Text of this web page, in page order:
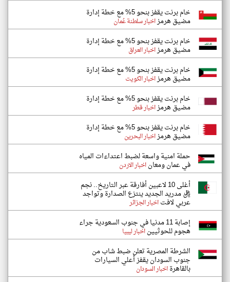
خام برنت يقفز بنحو 5% مع خطة إدارة
مضيق هرمزاخبار سلطنة عُمان
خام برنت يقفز بنحو 5% مع خطة إدارة
مضيق هرمزاخبار العراق
خام برنت يقفز بنحو 5% مع خطة إدارة
مضيق هرمزاخبار الكويت
خام برنت يقفز بنحو 5% مع خطة إدارة
مضيق هرمزاخبار قطر
خام برنت يقفز بنحو 5% مع خطة إدارة
مضيق هرمزاخبار البحرين
حملة امنية واسعة لضبط اعتداءات المياه
في عمان ومعاناخبار الاردن
أغلى 10 لاعبين أفارقة عبر التاريخ.. نجم
ريال مدريد الجديد ينتزع الصدارة وتواجد
عربي لافتاخبار الجزائر
إصابة 11 مدنيا في جنوب السعودية جراء
هجوم للحوثييناخبار ليبيا
الشرطة المصرية تعلن ضبط شاب من
جنوب السودان يقفز أعلي السيارات
بالقاهرةاخبار السودان